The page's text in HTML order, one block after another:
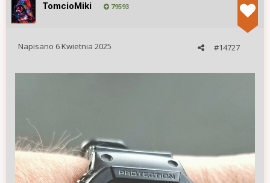
TomcioMiki 79593
#14727
Napisano 6 Kwietnia 2025